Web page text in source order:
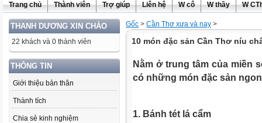
Trang chủ Thành viên Trợ giúp Liên hệ W cô W thầy W
THANH DƯƠNG XIN CHÀO
22 khách và 0 thành viên
THÔNG TIN
Giới thiệu bản thân
Thành tích
Chia sẻ kinh nghiệm
Gốc > Cần Thơ xưa và nay >
10 món đặc sản Cần Thơ níu
Nằm ở trung tâm của miền
có những món đặc sản
1. Bánh tét lá cẩm